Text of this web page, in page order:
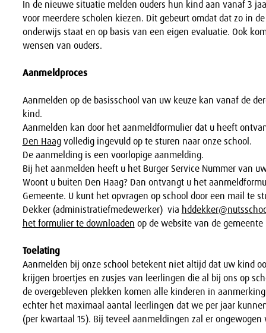
In de nieuwe situatie melden ouders hun kind aan vanaf 3
voor meerdere scholen kiezen. Dit gebeurt omdat dat zo in
onderwijs staat en op basis van een eigen evaluatie. Ook
wensen van ouders.
Aanmeldproces
Aanmelden op de basisschool van uw keuze kan vanaf de
kind.
Aanmelden kan door het aanmeldformulier dat u heeft
Den Haagvolledig ingevuld op te sturen naar onze school.
De aanmelding is een voorlopige aanmelding.
Bij het aanmelden heeft u het Burger Service Nummer van
Woont u buiten Den Haag? Dan ontvangt u het
Gemeente. U kunt het opvragen op school door een mail te
Dekker (administratiefmedewerker) via
het formulier te downloaden op de website van de gemeente
Toelating
Aanmelden bij onze school betekent niet altijd dat uw kind
krijgen broertjes en zusjes van leerlingen die al bij ons op
de overgebleven plekken komen alle kinderen in
echter het maximaal aantal leerlingen dat we per jaar
(per kwartaal 15). Bij teveel aanmeldingen zal er ongewogen